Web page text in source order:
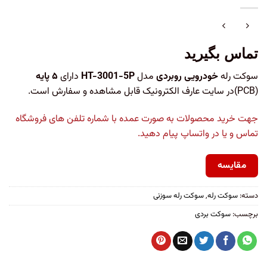
تماس بگیرید
سوکت رلهخودرویی روبردی مدلHT-3001-5P دارای
(PCB)در سایت عارف الکترونیک قابل مشاهده و سفارش است.
جهت خرید محصولات به صورت عمده با شماره تلفن های فروشگاه
تماس و یا در واتساپ پیام دهید.
مقایسه
دسته: سوکت رله,سوکت رله سوزنی
برچسب: سوکت بردی